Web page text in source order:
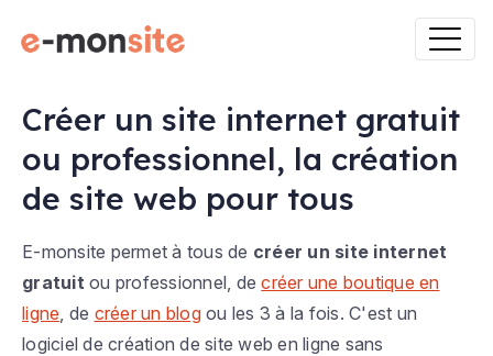
Créer un site internet gratuit
ou professionnel, la création
de site web pour tous
E-monsite permet à tous de créer un site internet
gratuit ou professionnel, decréer une boutique en
ligne , de créer un blogou les 3 à la fois. C'est un
logiciel de création de site web en ligne sans